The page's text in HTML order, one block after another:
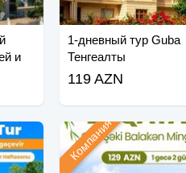
и
1-дневный тур Guba
Тенгеалты
119 AZN
Компания